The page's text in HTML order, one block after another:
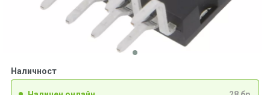
Наличност